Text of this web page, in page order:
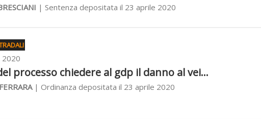
| Sentenza depositata il 23 aprile 2020
2020
processo chiedere al gdp il danno al vei...
| Ordinanza depositata il 23 aprile 2020